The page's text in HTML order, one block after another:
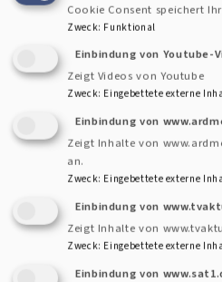
Pfarrerin Karolin
Region eingeführt
Mit einem Festgottesdienst in
Plattling wurde Pfarrerin
Amt eingeführt. Zahlreiche
dem Dekanat, sowie
aus Plattling waren dazu
Dekan Breu führte sie in ihr
gemeinsam mit Familie,
Cookie Consent speichert
Zweck: Funktional
Einbindung von Youtube-
Zeigt Videos von Youtube
Zweck: Eingebettete externe
Einbindung von
Zeigt Inhalte von
an.
Zweck: Eingebettete externe
Einbindung von
Zeigt Inhalte von
Zweck: Eingebettete externe
Einbindung von